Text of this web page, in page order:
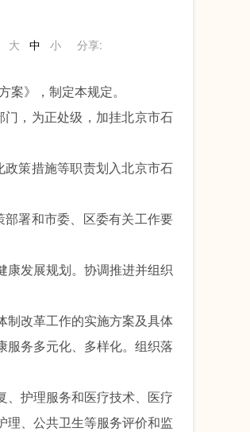
分享:
大 中 小
案》 ， 制定本规定。
门 ， 为正处级 ，加挂北京市石
策措施等职责划入北京市石
部署和市委、 区委有关工作要
康发展规划。协调推进并组织
制改革工作的实施方案及具体
服务多元化、多样化。组织落
、护理服务和医疗技术、医疗
理、公共卫生等服务评价和监